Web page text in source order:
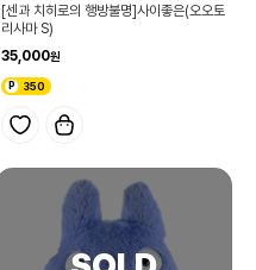
[센과 치히로의 행방불명]사이좋은(오오토
리사마 S)
35,000
350